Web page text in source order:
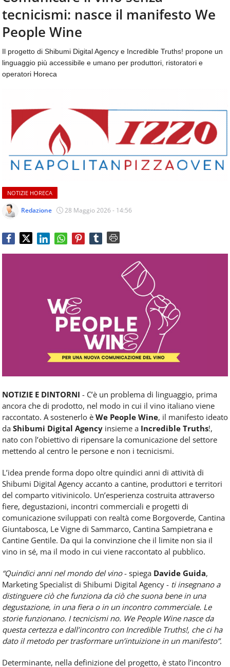
aggiornamenti
quotidiani
temi
come
ospitalità,
ristorazione,
catering
e
articoli
sul
mondo
dei
consumi
fuoricasa,
Food
Service
e
CONTATTI
tecnicismi: nasce il manifesto We
People Wine
Il progetto di Shibumi Digital Agency e Incredible Truths! propone un
linguaggio più accessibile e umano per produttori, ristoratori e
operatori Horeca
NOTIZIE HORECA
Redazione 28 Maggio 2026 - 14:56
NOTIZIE E DINTORNI - C’è un problema di linguaggio, prima
ancora che di prodotto, nel modo in cui il vino italiano viene
raccontato. A sostenerlo è We People Wine, il manifesto ideato
da Shibumi Digital Agency insieme a Incredible Truths!,
nato con l’obiettivo di ripensare la comunicazione del settore
mettendo al centro le persone e non i tecnicismi.
L’idea prende forma dopo oltre quindici anni di attività di
Shibumi Digital Agency accanto a cantine, produttori e territori
del comparto vitivinicolo. Un’esperienza costruita attraverso
fiere, degustazioni, incontri commerciali e progetti di
comunicazione sviluppati con realtà come Borgoverde, Cantina
Giuntabosca, Le Vigne di Sammarco, Cantina Sampietrana e
Cantine Gentile. Da qui la convinzione che il limite non sia il
vino in sé, ma il modo in cui viene raccontato al pubblico.
“Quindici anni nel mondo del vino- spiega Davide Guida,
Marketing Specialist di Shibumi Digital Agency - ti insegnano a
distinguere ciò che funziona da ciò che suona bene in una
degustazione, in una fiera o in un incontro commerciale. Le
storie funzionano. I tecnicismi no. We People Wine nasce da
questa certezza e dall’incontro con Incredible Truths!, che ci ha
dato il metodo per trasformare un’intuizione in un manifesto”.
Determinante, nella definizione del progetto, è stato l’incontro